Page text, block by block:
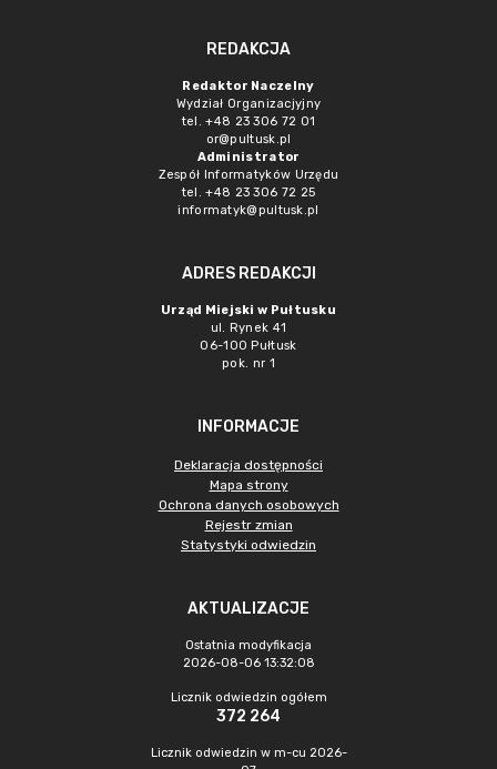
REDAKCJA
Redaktor Naczelny
Wydział Organizacjyjny
tel. +48 23 306 72 01
or@pultusk.pl
Administrator
Zespół Informatyków Urzędu
tel. +48 23 306 72 25
informatyk@pultusk.pl
ADRES REDAKCJI
Urząd Miejski w Pułtusku
ul. Rynek 41
06-100 Pułtusk
pok. nr 1
INFORMACJE
Deklaracja dostępności
Mapa strony
Ochrona danych osobowych
Rejestr zmian
Statystyki odwiedzin
AKTUALIZACJE
Ostatnia modyfikacja
2026-08-06 13:32:08
Licznik odwiedzin ogółem
372 264
Licznik odwiedzin w m-cu 2026-